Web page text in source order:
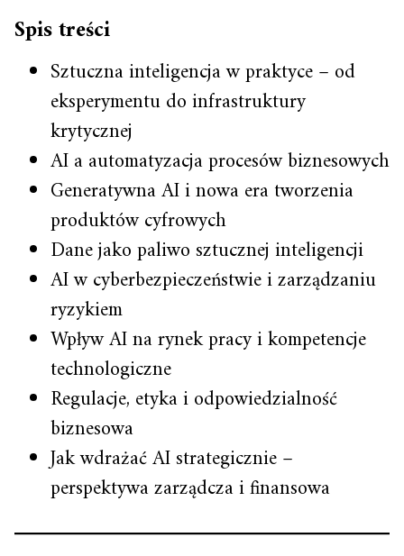
Spis treści
Sztuczna inteligencja w praktyce – od
eksperymentu do infrastruktury
krytycznej
AI a automatyzacja procesów biznesowych
Generatywna AI i nowa era tworzenia
produktów cyfrowych
Dane jako paliwo sztucznej inteligencji
AI w cyberbezpieczeństwie i zarządzaniu
ryzykiem
Wpływ AI na rynek pracy i kompetencje
technologiczne
Regulacje, etyka i odpowiedzialność
biznesowa
Jak wdrażać AI strategicznie –
perspektywa zarządcza i finansowa